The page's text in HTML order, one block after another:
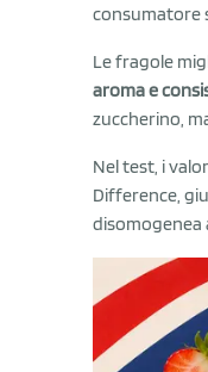
consumatore
Le fragole
aroma e
zuccherino,
Nel test, i
Difference,
disomogenea